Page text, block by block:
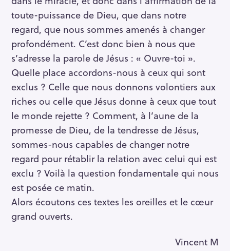
toute-puissance de Dieu, que dans notre
regard, que nous sommes amenés à changer
profondément. C’est donc bien à nous que
s’adresse la parole de Jésus : « Ouvre-toi ».
Quelle place accordons-nous à ceux qui sont
exclus ? Celle que nous donnons volontiers aux
riches ou celle que Jésus donne à ceux que tout
le monde rejette ? Comment, à l’aune de la
promesse de Dieu, de la tendresse de Jésus,
sommes-nous capables de changer notre
regard pour rétablir la relation avec celui qui est
exclu ? Voilà la question fondamentale qui nous
est posée ce matin.
Alors écoutons ces textes les oreilles et le cœur
grand ouverts.
Vincent M